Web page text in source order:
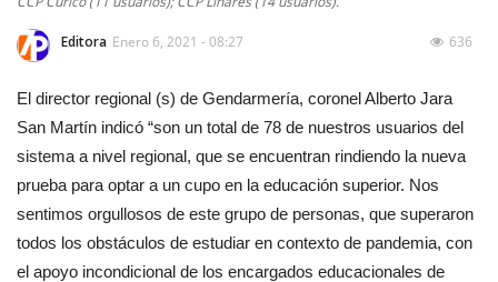
Editora Enero 6, 2021 - 08:27 636
El director regional (s) de Gendarmería, coronel Alberto Jara
San Martín indicó “son un total de 78 de nuestros usuarios del
sistema a nivel regional, que se encuentran rindiendo la nueva
prueba para optar a un cupo en la educación superior. Nos
sentimos orgullosos de este grupo de personas, que superaron
todos los obstáculos de estudiar en contexto de pandemia, con
el apoyo incondicional de los encargados educacionales de